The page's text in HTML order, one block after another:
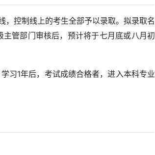
，控制线上的考生全部予以录取。拟录取名
管部门审核后，预计将于七月底或八月初
习1年后，考试成绩合格者，进入本科专业